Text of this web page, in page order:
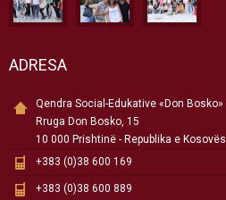
ADRESA
Qendra Social-Edukative «Don Bosko»
Rruga Don Bosko, 15
10 000 Prishtinë - Republika e Kosovës
+383 (0)38 600 169
+383 (0)38 600 889